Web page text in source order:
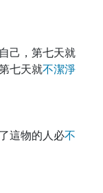
自己，第七天就
七天就不潔淨
這物的人必不